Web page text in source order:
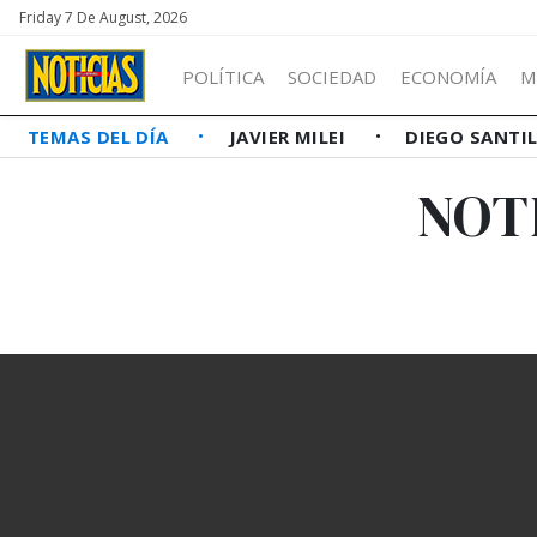
Friday 7 De August, 2026
POLÍTICA SOCIEDAD ECONOMÍA
TEMAS DEL DÍA JAVIER MILEI DIEGO